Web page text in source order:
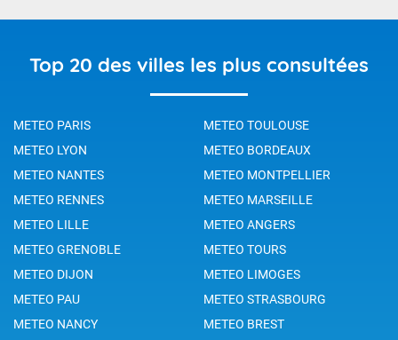
Top 20 des villes les plus consultées
METEO PARIS
METEO TOULOUSE
METEO LYON
METEO BORDEAUX
METEO NANTES
METEO MONTPELLIER
METEO RENNES
METEO MARSEILLE
METEO LILLE
METEO ANGERS
METEO GRENOBLE
METEO TOURS
METEO DIJON
METEO LIMOGES
METEO PAU
METEO STRASBOURG
METEO NANCY
METEO BREST